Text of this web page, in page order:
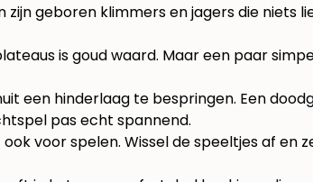
geboren klimmers en jagers die niets
is goud waard. Maar een paar
een hinderlaag te bespringen. Een
pas echt spannend.
voor spelen. Wissel de speeltjes af en